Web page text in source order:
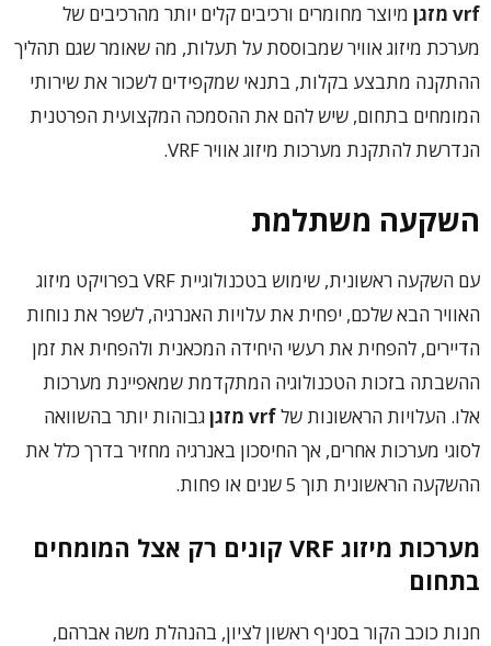
vrf מזגן מיוצר מחומרים ורכיבים קלים יותר מהרכיבים של
מערכת מיזוג אוויר שמבוססת על תעלות, מה שאומר שגם תהליך
ההתקנה מתבצע בקלות, בתנאי שמקפידים לשכור את שירותי
המומחים בתחום, שיש להם את ההסמכה המקצועית הפרטנית
הנדרשת להתקנת מערכות מיזוג אוויר VRF.
השקעה משתלמת
עם השקעה ראשונית, שימוש בטכנולוגיית VRF בפרויקט מיזוג
האוויר הבא שלכם, יפחית את עלויות האנרגיה, לשפר את נוחות
הדיירים, להפחית את רעשי היחידה המכאנית ולהפחית את זמן
ההשבתה בזכות הטכנולוגיה המתקדמת שמאפיינת מערכות
אלו. העלויות הראשונות שלvrf מזגןגבוהות יותר בהשוואה
לסוגי מערכות אחרים, אך החיסכון באנרגיה מחזיר בדרך כלל את
ההשקעה הראשונית תוך 5 שנים או פחות.
מערכות מיזוג VRF קונים רק אצל המומחים
בתחום
חנות כוכב הקור בסניף ראשון לציון, בהנהלת משה אברהם,